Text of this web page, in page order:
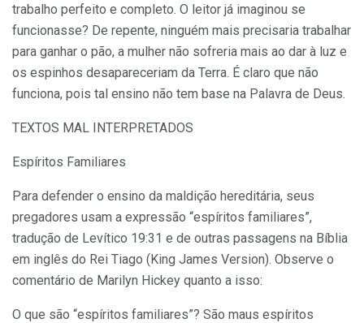
trabalho per­feito e completo. O leitor já imaginou se
funcionasse? De repente, ninguém mais precisaria trabalhar
para ganhar o pão, a mulher não sofreria mais ao dar à luz e
os espinhos desapareceriam da Terra. É claro que não
funciona, pois tal ensino não tem base na Palavra de Deus.
TEXTOS MAL INTERPRETADOS
Espíritos Familiares
Para defender o ensino da maldição hereditária, seus
prega­dores usam a expressão “espíritos familiares”,
tradução de Levítico 19:31 e de outras passagens na Bíblia
em inglês do Rei Tiago (King James Version). Observe o
comentário de Marilyn Hickey quanto a isso:
O que são “espíritos familiares”? São maus espíritos